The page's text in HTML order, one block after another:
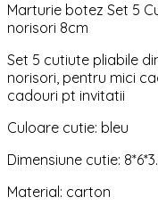
Marturie botez Set 5
norisori 8cm
Set 5 cutiute pliabile
norisori, pentru mici
cadouri pt invitatii
Culoare cutie: bleu
Dimensiune cutie:
Material: carton